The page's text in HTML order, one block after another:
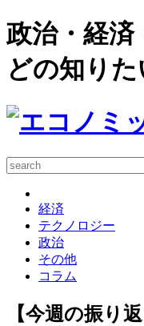
政治・経済
どの知り
経済
テクノロジー
政治
その他
コラム
【今週の振り